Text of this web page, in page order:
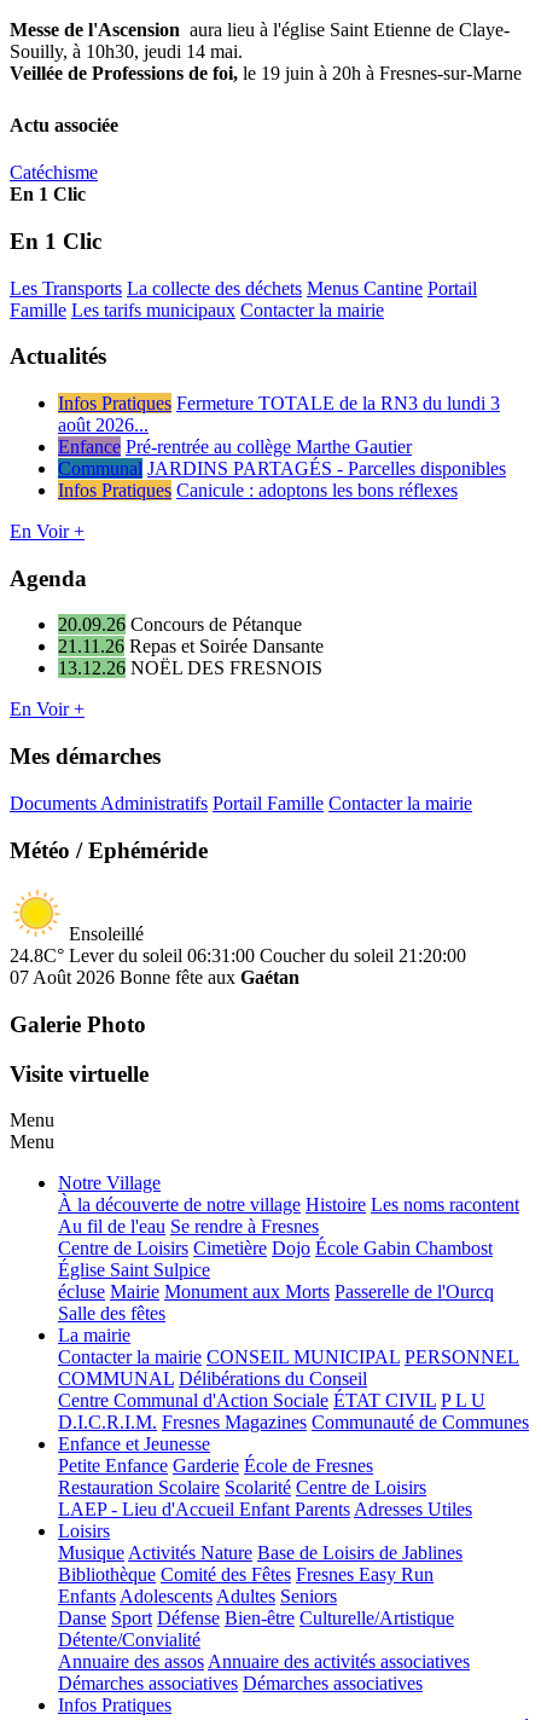
Messe de l'Ascension aura lieu à l'église Saint Etienne de Claye-
Souilly, à 10h30, jeudi 14 mai.
Veillée de Professions de foi, le 19 juin à 20h à Fresnes-sur-Marne
Actu associée
Catéchisme
En 1 Clic
En 1 Clic
Les Transports La collecte des déchets Menus Cantine Portail
Famille Les tarifs municipaux Contacter la mairie
Actualités
Infos Pratiques Fermeture TOTALE de la RN3 du lundi 3
août 2026...
Enfance Pré-rentrée au collège Marthe Gautier
Communal JARDINS PARTAGÉS - Parcelles disponibles
Infos Pratiques Canicule : adoptons les bons réflexes
En Voir +
Agenda
20.09.26 Concours de Pétanque
21.11.26 Repas et Soirée Dansante
13.12.26 NOËL DES FRESNOIS
En Voir +
Mes démarches
Documents Administratifs Portail Famille Contacter la mairie
Météo / Ephéméride
Ensoleillé
24.8C° Lever du soleil 06:31:00 Coucher du soleil 21:20:00
07 Août 2026 Bonne fête aux Gaétan
Galerie Photo
Visite virtuelle
Menu
Menu
Notre Village
À la découverte de notre village Histoire Les noms racontent
Au fil de l'eau Se rendre à Fresnes
Centre de Loisirs Cimetière Dojo École Gabin Chambost
Église Saint Sulpice
écluse Mairie Monument aux Morts Passerelle de l'Ourcq
Salle des fêtes
La mairie
Contacter la mairie CONSEIL MUNICIPAL PERSONNEL
COMMUNAL Délibérations du Conseil
Centre Communal d'Action Sociale ÉTAT CIVIL P L U
D.I.C.R.I.M. Fresnes Magazines Communauté de Communes
Enfance et Jeunesse
Petite Enfance Garderie École de Fresnes
Restauration Scolaire Scolarité Centre de Loisirs
LAEP - Lieu d'Accueil Enfant ParentsAdresses Utiles
Loisirs
MusiqueActivités Nature Base de Loisirs de Jablines
Bibliothèque Comité des Fêtes Fresnes Easy Run
EnfantsAdolescentsAdultes Seniors
Danse Sport Défense Bien-être Culturelle/Artistique
Détente/Convialité
Annuaire des assosAnnuaire des activités associatives
Démarches associatives Démarches associatives
Infos Pratiques